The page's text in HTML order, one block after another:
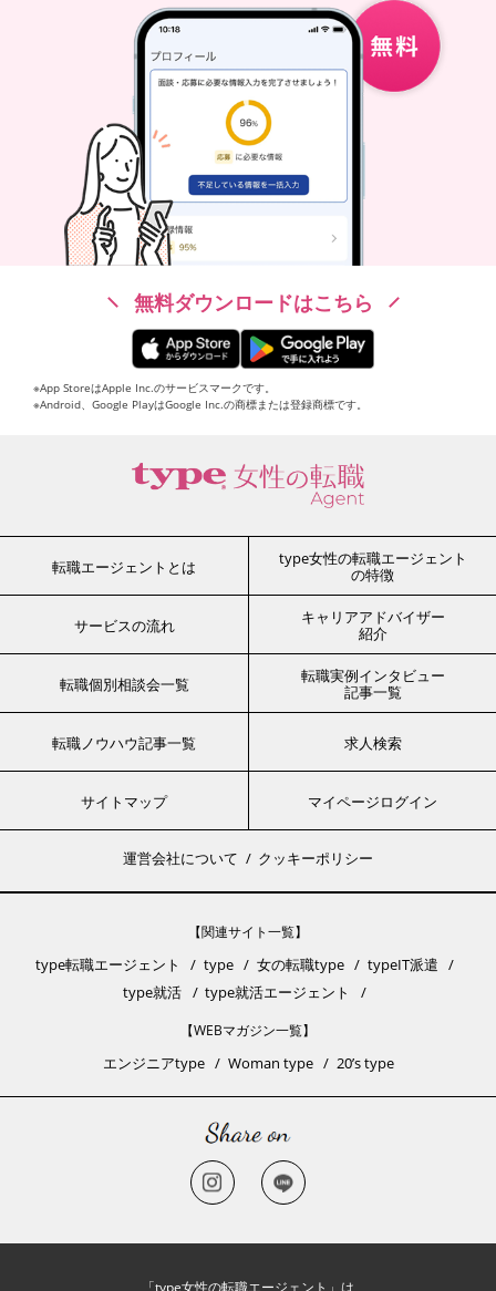
無料ダウンロードはこちら
※App StoreはApple Inc.のサービスマークです。
※Android、Google PlayはGoogle Inc.の商標または登録商標です。
転職エージェントとは
type女性の転職エージェント
の特徴
サービスの流れ
キャリアアドバイザー
紹介
転職個別相談会一覧
転職実例インタビュー
記事一覧
転職ノウハウ記事一覧 求人検索
サイトマップ マイページログイン
運営会社について クッキーポリシー
【関連サイト一覧】
type転職エージェント type 女の転職type
typeIT派遣
type就活
type就活エージェント
【WEBマガジン一覧】
エンジニアtype Woman type 20’s type
「type女性の転職エージェント」は